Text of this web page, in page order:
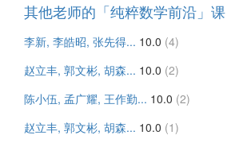
其他老师的「纯粹数学前沿」课
李新, 李皓昭, 张先得... 10.0 (4)
赵立丰, 郭文彬, 胡森... 10.0 (2)
陈小伍, 孟广耀, 王作勤... 10.0 (2)
赵立丰, 郭文彬, 胡森... 10.0 (1)